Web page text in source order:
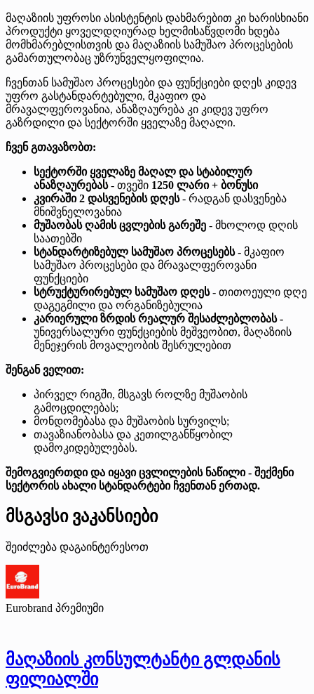
მაღაზიის უფროსი ასისტენტის დახმარებით კი ხარისხიანი
პროდუქტი ყოველდღიურად ხელმისაწვდომი ხდება
მომხმარებლისთვის და მაღაზიის სამუშაო პროცესების
გამართულობაც უზრუნველყოფილია.
ჩვენთან სამუშაო პროცესები და ფუნქციები დღეს კიდევ
უფრო გასტანდარტებული, მკაფიო და
მრავალფეროვანია, ანაზღაურება კი კიდევ უფრო
გაზრდილი და სექტორში ყველაზე მაღალი.
ჩვენ გთავაზობთ:
სექტორში ყველაზე მაღალ და სტაბილურ
ანაზღაურებას- თვეში 1250 ლარი + ბონუსი
კვირაში 2 დასვენების დღეს- რადგან დასვენება
მნიშვნელოვანია
მუშაობას ღამის ცვლების გარეშე - მხოლოდ დღის
საათებში
სტანდარტიზებულ სამუშაო პროცესებს - მკაფიო
სამუშაო პროცესები და მრავალფეროვანი
ფუნქციები
სტრუქტურირებულ სამუშაო დღეს - თითოეული დღე
დაგეგმილი და ორგანიზებულია
კარიერული ზრდის რეალურ შესაძლებლობას -
უნივერსალური ფუნქციების მეშვეობით, მაღაზიის
მენეჯერის მოვალეობის შესრულებით
შენგან ველით:
პირველ რიგში, მსგავს როლზე მუშაობის
გამოცდილებას;
მონდომებასა და მუშაობის სურვილს;
თავაზიანობასა და კეთილგანწყობილ
დამოკიდებულებას.
შემოგვიერთდი და იყავი ცვლილების ნაწილი - შექმენი
სექტორის ახალი სტანდარტები ჩვენთან ერთად.
მსგავსი ვაკანსიები
შეიძლება დაგაინტერესოთ
Eurobrand პრემიუმი
მაღაზიის კონსულტანტი გლდანის
ფილიალში